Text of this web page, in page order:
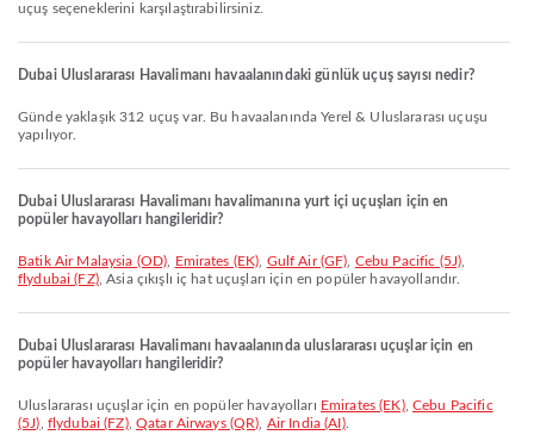
uçuş seçeneklerini karşılaştırabilirsiniz.
Dubai Uluslararası Havalimanı havaalanındaki günlük uçuş sayısı nedir?
Günde yaklaşık 312 uçuş var. Bu havaalanında Yerel & Uluslararası uçuşu
yapılıyor.
Dubai Uluslararası Havalimanı havalimanına yurt içi uçuşları için en
popüler havayolları hangileridir?
Batik Air Malaysia (OD) Emirates (EK) Gulf Air (GF) Cebu Pacific (5J)
flydubai (FZ), Asia çıkışlı iç hat uçuşları için en popüler havayollarıdır.
Dubai Uluslararası Havalimanı havaalanında uluslararası uçuşlar için en
popüler havayolları hangileridir?
Uluslararası uçuşlar için en popüler havayolları Emirates (EK), Cebu Pacific
(5J) flydubai (FZ), Qatar Airways (QR) Air India (AI).